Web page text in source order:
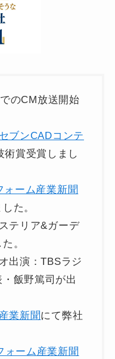
のCM放送開始
ブンCADコンテ
賞受賞しまし
ォーム産業新聞
した。
テリア&ガーデ
。
出演：TBSラジ
・飯野篤司が出
業新聞にて弊社
ォーム産業新聞